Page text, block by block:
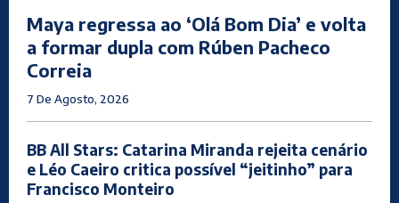
Maya regressa ao ‘Olá Bom Dia’ e volta
a formar dupla com Rúben Pacheco
Correia
7 De Agosto, 2026
BB All Stars: Catarina Miranda rejeita cenário
e Léo Caeiro critica possível “jeitinho” para
Francisco Monteiro